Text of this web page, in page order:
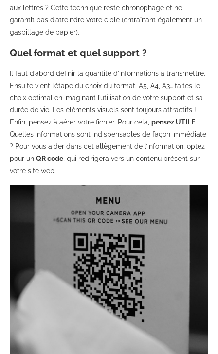
aux lettres ? Cette technique reste chronophage et ne
garantit pas d’atteindre votre cible (entraînant également un
gaspillage de papier).
Quel format et quel support ?
Il faut d’abord définir la quantité d’informations à transmettre.
Ensuite vient l’étape du choix du format. A5, A4, A3… faites le
choix optimal en imaginant l’utilisation de votre support et sa
durée de vie. Les éléments visuels sont toujours attractifs !
Enfin, pensez à aérer votre fichier. Pour cela, pensez UTILE.
Quelles informations sont indispensables de façon immédiate
? Pour vous aider dans cet allègement de l’information, optez
pour un QR code , qui redirigera vers un contenu présent sur
votre site web.